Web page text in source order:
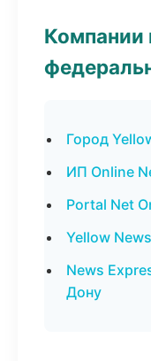
Город
ИП Online
Portal Net
Yellow
News
Дону